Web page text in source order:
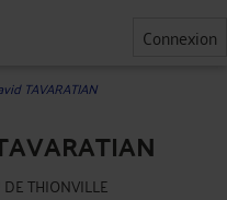
Connexion
TAVARATIAN
THIONVILLE